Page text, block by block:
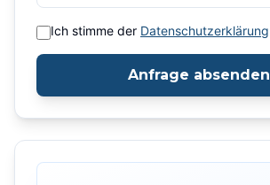
Ich stimme der Datenschutzerklärung
Anfrage absenden